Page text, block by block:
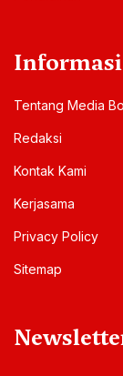
Informasi
Tentang Media
Redaksi
Kontak Kami
Kerjasama
Privacy Policy
Sitemap